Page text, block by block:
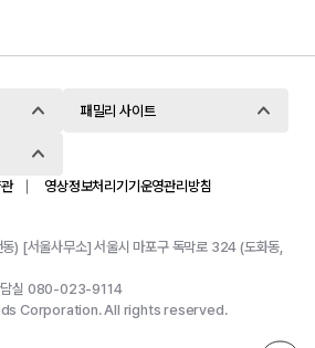
영상정보처리기기운영관리방침
패밀리 사이트
) [서울사무소] 서울시 마포구 독막로 324 (도화동,
담실 080-023-9114
Corporation. All rights reserved.